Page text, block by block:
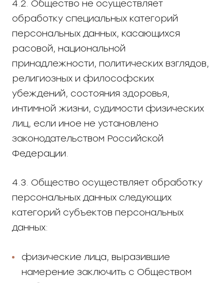
4.2. Общество не осуществляет
обработку специальных категорий
персональных данных, касающихся
расовой, национальной
принадлежности, политических взглядов,
религиозных и философских
убеждений, состояния здоровья,
интимной жизни, судимости физических
лиц, если иное не установлено
законодательством Российской
Федерации.
4.3. Общество осуществляет обработку
персональных данных следующих
категорий субъектов персональных
данных:
физические лица, выразившие
намерение заключить с Обществом